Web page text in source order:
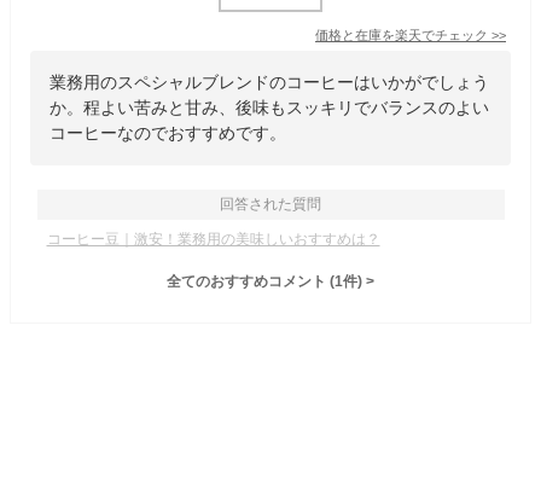
価格と在庫を楽天でチェック >>
業務用のスペシャルブレンドのコーヒーはいかがでしょう
か。程よい苦みと甘み、後味もスッキリでバランスのよい
コーヒーなのでおすすめです。
回答された質問
コーヒー豆｜激安！業務用の美味しいおすすめは？
全てのおすすめコメント (1件) >